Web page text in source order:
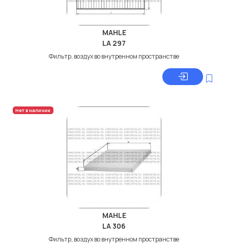
MAHLE
LA 297
Фильтр, воздух во внутренном пространстве
Нет в наличии
MAHLE
LA 306
Фильтр, воздух во внутренном пространстве